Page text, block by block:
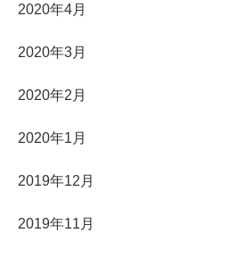
2020年4月
2020年3月
2020年2月
2020年1月
2019年12月
2019年11月